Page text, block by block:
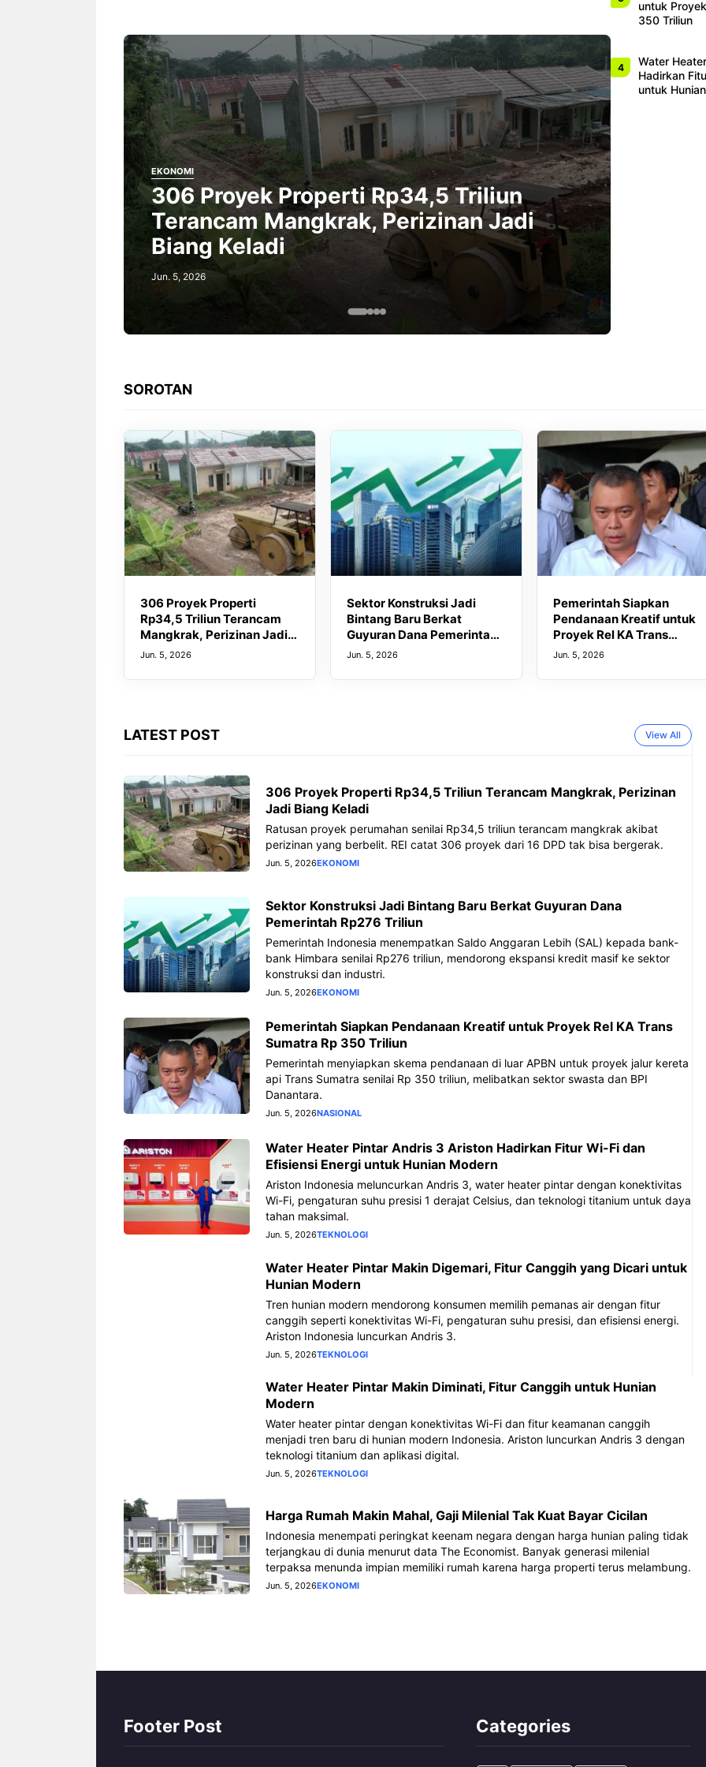
EKONOMI
306 Proyek Properti Rp34,5 Triliun
Terancam Mangkrak, Perizinan Jadi
Biang Keladi
Jun. 5, 2026
untuk
350 Triliun
Water
Hadirkan
untuk
SOROTAN
306 Proyek Properti
Rp34,5 Triliun Terancam
Mangkrak, Perizinan Jadi
Biang Keladi
Jun. 5, 2026
Sektor Konstruksi Jadi
Bintang Baru Berkat
Guyuran Dana Pemerintah
Rp276 Triliun
Jun. 5, 2026
Pemerintah Siapkan
Pendanaan Kreatif untuk
Proyek Rel KA Trans
Sumatra Rp 350 Triliun
Jun. 5, 2026
LATEST POST View All
306 Proyek Properti Rp34,5 Triliun Terancam Mangkrak, Perizinan
Jadi Biang Keladi
Ratusan proyek perumahan senilai Rp34,5 triliun terancam mangkrak akibat
perizinan yang berbelit. REI catat 306 proyek dari 16 DPD tak bisa bergerak.
Jun. 5, 2026EKONOMI
Sektor Konstruksi Jadi Bintang Baru Berkat Guyuran Dana
Pemerintah Rp276 Triliun
Pemerintah Indonesia menempatkan Saldo Anggaran Lebih (SAL) kepada bank-
bank Himbara senilai Rp276 triliun, mendorong ekspansi kredit masif ke sektor
konstruksi dan industri.
Jun. 5, 2026EKONOMI
Pemerintah Siapkan Pendanaan Kreatif untuk Proyek Rel KA Trans
Sumatra Rp 350 Triliun
Pemerintah menyiapkan skema pendanaan di luar APBN untuk proyek jalur kereta
api Trans Sumatra senilai Rp 350 triliun, melibatkan sektor swasta dan BPI
Danantara.
Jun. 5, 2026NASIONAL
Water Heater Pintar Andris 3 Ariston Hadirkan Fitur Wi-Fi dan
Efisiensi Energi untuk Hunian Modern
Ariston Indonesia meluncurkan Andris 3, water heater pintar dengan konektivitas
Wi-Fi, pengaturan suhu presisi 1 derajat Celsius, dan teknologi titanium untuk daya
tahan maksimal.
Jun. 5, 2026TEKNOLOGI
Water Heater Pintar Makin Digemari, Fitur Canggih yang Dicari untuk
Hunian Modern
Tren hunian modern mendorong konsumen memilih pemanas air dengan fitur
canggih seperti konektivitas Wi-Fi, pengaturan suhu presisi, dan efisiensi energi.
Ariston Indonesia luncurkan Andris 3.
Jun. 5, 2026TEKNOLOGI
Water Heater Pintar Makin Diminati, Fitur Canggih untuk Hunian
Modern
Water heater pintar dengan konektivitas Wi-Fi dan fitur keamanan canggih
menjadi tren baru di hunian modern Indonesia. Ariston luncurkan Andris 3 dengan
teknologi titanium dan aplikasi digital.
Jun. 5, 2026TEKNOLOGI
Harga Rumah Makin Mahal, Gaji Milenial Tak Kuat Bayar Cicilan
Indonesia menempati peringkat keenam negara dengan harga hunian paling tidak
terjangkau di dunia menurut data The Economist. Banyak generasi milenial
terpaksa menunda impian memiliki rumah karena harga properti terus melambung.
Jun. 5, 2026EKONOMI
Ratusan proyek perumahan senilai
Rp34,5 triliun terancam mangkrak
akibat perizinan yang berbelit. REI
catat 306 proyek dari 16 DPD tak
Triliun Terancam Mangkrak,
Perizinan Jadi Biang Keladi
menempatkan Saldo Anggaran
Lebih (SAL) kepada bank-bank
Himbara senilai Rp276 triliun,
mendorong ekspansi kredit masif
Sektor Konstruksi Jadi
Bintang Baru Berkat
Guyuran Dana Pemerintah
Rp276 Triliun
pendanaan di luar APBN untuk
proyek jalur kereta api Trans
Sumatra senilai Rp 350 triliun,
Pendanaan Kreatif untuk
Proyek Rel KA Trans
Sumatra Rp 350 Triliun
Footer Post Categories